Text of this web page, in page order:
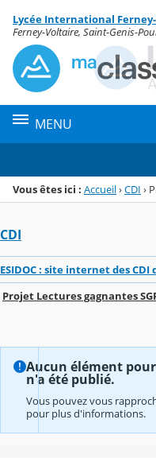
Menu de la rubrique
Contenu
Lycée International
Ferney-Voltaire, Saint-Genis-
MENU
Vous êtes ici : Accueil›CDI ›
CDI
ESIDOC : site internet des CDI
Projet Lectures gagnantes
Aucun élément
n'a été publié.
Vous pouvez vous
pour plus d'informations.